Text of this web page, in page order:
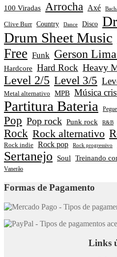
100 Viradas Arrocha Axé
Clive Burr Country Dance Disco
Drum Sheet Music
Free Funk Gerson
Hardcore Hard Rock Heavy
Level 2/5 Level 3/5
Metal alternativo MPB Música
Partitura Bateria
Pop Pop rock Punk rock R&B
Rock Rock alternativo
Rock indie Rock pop Rock progressivo
Sertanejo Soul Treinando
Vanerão
Formas de Pagamento
Links